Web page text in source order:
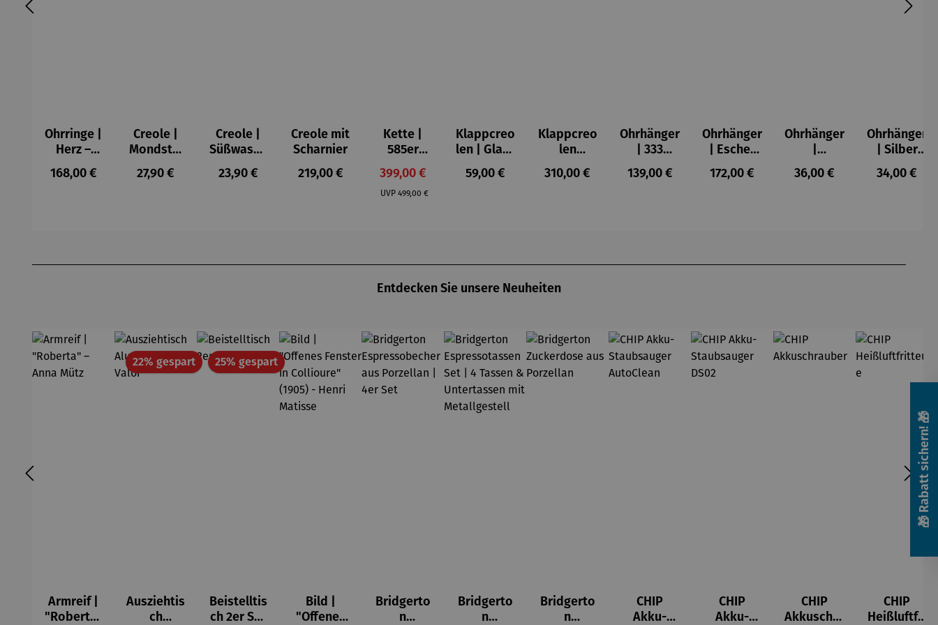
Ohrringe |
Herz –
Juliet
Regulärer Preis:
168,00 €
Creole |
Mondstei
n Perle
Regulärer Preis:
27,90 €
Creole |
Süßwasse
rperle
Regulärer Preis:
23,90 €
Creole mit
Scharnier
Regulärer Preis:
219,00 €
Kette |
585er
Gold
dreifarbig
teilrhodini
Verkaufspreis:
399,00 €
UVP Regulärer Preis:
499,00 €
Klappcreo
len | Glanz
rechtecki
g
Regulärer Preis:
59,00 €
Klappcreo
len
Süßwasse
rperle
Regulärer Preis:
310,00 €
Ohrhänger
| 333
Gelbgold
– Herz
Regulärer Preis:
139,00 €
Ohrhänger
| Escher
Kugel
Regulärer Preis:
172,00 €
Ohrhänger
Rhodinier
t | 03
Regulärer Preis:
36,00 €
Ohrhänger
| Silber
vergoldet
– Anker
Regulärer
34,00 €
Entdecken Sie unsere Neuheiten
Armreif |
"Roberta"
22% gespartRabatt
Ausziehtis
ch
25% gespartRabatt
Beistelltis
ch 2er Set
Bild |
"Offenes
Bridgerto
n
Bridgerto
n
Bridgerto
n
CHIP
Akku-
CHIP
Akku-
CHIP
Akkuschra
CHIP
Heißluftfri
🎁 Rabatt sichern! 🎁